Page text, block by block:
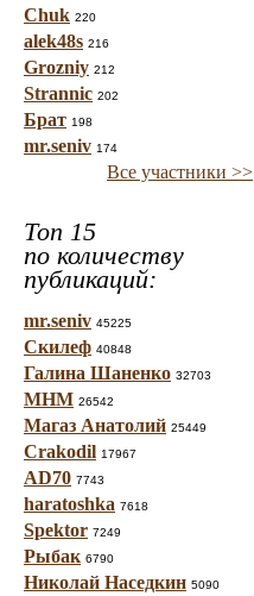
Chuk 220
alek48s 216
Grozniy 212
Strannic 202
Брат 198
mr.seniv 174
Все участники >>
Топ 15
по количеству
публикаций:
mr.seniv 45225
Скилеф 40848
Галина Шаненко 32703
МНМ 26542
Магаз Анатолий 25449
Crakodil 17967
AD70 7743
haratoshka 7618
Spektor 7249
Рыбак 6790
Николай Наседкин 5090